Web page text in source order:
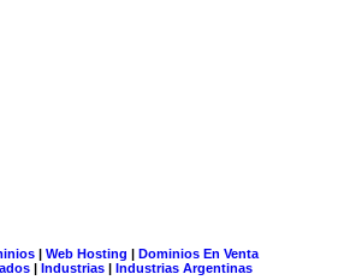
| Web Hosting | Dominios En Venta
| Industrias | Industrias Argentinas